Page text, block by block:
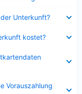
Unterkunft?
kostet?
Vorauszahlung